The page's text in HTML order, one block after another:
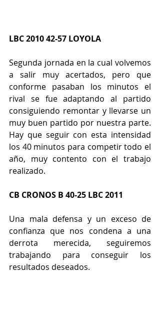
LBC 2010 42-57 LOYOLA
Segunda jornada en la cual volvemos
a salir muy acertados, pero que
conforme pasaban los minutos el
rival se fue adaptando al partido
consiguiendo remontar y llevarse un
muy buen partido por nuestra parte.
Hay que seguir con esta intensidad
los 40 minutos para competir todo el
año, muy contento con el trabajo
realizado.
CB CRONOS B 40-25 LBC 2011
Una mala defensa y un exceso de
confianza que nos condena a una
derrota merecida, seguiremos
trabajando para conseguir los
resultados deseados.